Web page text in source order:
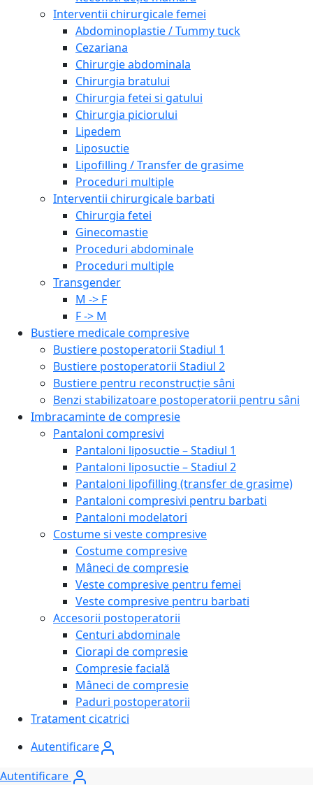
Interventii chirurgicale femei
Abdominoplastie / Tummy tuck
Cezariana
Chirurgie abdominala
Chirurgia bratului
Chirurgia fetei si gatului
Chirurgia piciorului
Lipedem
Liposuctie
Lipofilling / Transfer de grasime
Proceduri multiple
Interventii chirurgicale barbati
Chirurgia fetei
Ginecomastie
Proceduri abdominale
Proceduri multiple
Transgender
M -> F
F -> M
Bustiere medicale compresive
Bustiere postoperatorii Stadiul 1
Bustiere postoperatorii Stadiul 2
Bustiere pentru reconstrucție sâni
Benzi stabilizatoare postoperatorii pentru sâni
Imbracaminte de compresie
Pantaloni compresivi
Pantaloni liposuctie – Stadiul 1
Pantaloni liposuctie – Stadiul 2
Pantaloni lipofilling (transfer de grasime)
Pantaloni compresivi pentru barbati
Pantaloni modelatori
Costume si veste compresive
Costume compresive
Mâneci de compresie
Veste compresive pentru femei
Veste compresive pentru barbati
Accesorii postoperatorii
Centuri abdominale
Ciorapi de compresie
Compresie facială
Mâneci de compresie
Paduri postoperatorii
Tratament cicatrici
Autentificare
Autentificare